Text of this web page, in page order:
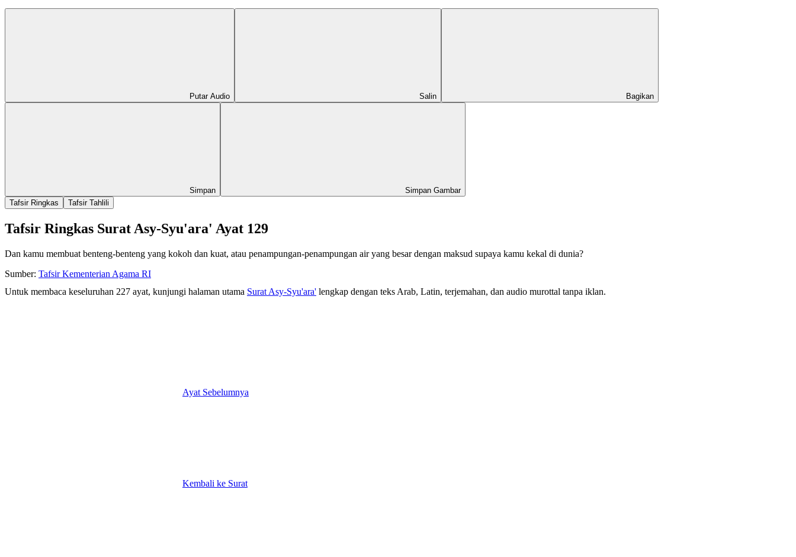
Putar Audio Salin Bagikan
Simpan
Simpan Gambar
Tafsir Ringkas
Tafsir Tahlili
Tafsir Ringkas Surat Asy-Syu'ara' Ayat 129
Dan kamu membuat benteng-benteng yang kokoh dan kuat, atau penampungan-penampungan air yang besar dengan maksud supaya kamu kekal di dunia?
Sumber: Tafsir Kementerian Agama RI
Untuk membaca keseluruhan 227 ayat, kunjungi halaman utama Surat Asy-Syu'ara' lengkap dengan teks Arab, Latin, terjemahan, dan audio murottal tanpa iklan.
Ayat Sebelumnya
Kembali ke Surat